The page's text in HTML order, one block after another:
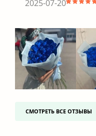
2025-07-20
СМОТРЕТЬ ВСЕ ОТЗЫВЫ